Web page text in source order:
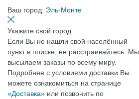
Ваш город: Эль-Монте
Укажите свой город
Если Вы не нашли свой населённый
пункт в поиске, не расстраивайтесь. Мы
высылаем заказы по всему миру.
Подробнее с условиями доставки Вы
можете ознакомиться на странице
«Доставка» или позвонить по